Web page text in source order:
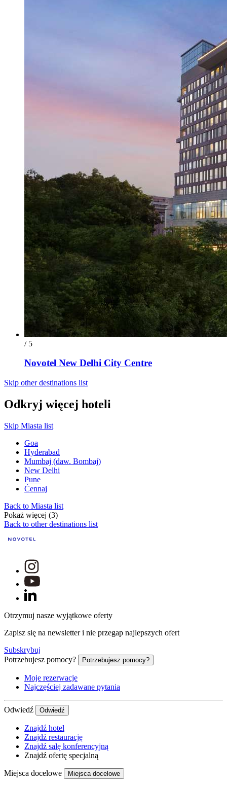
/ 5
Novotel New Delhi City Centre
Skip other destinations list
Odkryj więcej hoteli
Skip Miasta list
Goa
Hyderabad
Mumbaj (daw. Bombaj)
New Delhi
Pune
Ćennaj
Back to Miasta list
Pokaż więcej (3)
Back to other destinations list
Otrzymuj nasze wyjątkowe oferty
Zapisz się na newsletter i nie przegap najlepszych ofert
Subskrybuj
Potrzebujesz pomocy?
Potrzebujesz pomocy?
Moje rezerwacje
Najczęściej zadawane pytania
Odwiedź Odwiedź
Znajdź hotel
Znajdź restaurację
Znajdź salę konferencyjną
Znajdź ofertę specjalną
Miejsca docelowe Miejsca docelowe